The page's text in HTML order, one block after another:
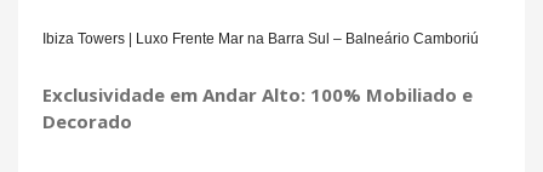
Ibiza Towers | Luxo Frente Mar na Barra Sul – Balneário Camboriú
Exclusividade em Andar Alto: 100% Mobiliado e
Decorado